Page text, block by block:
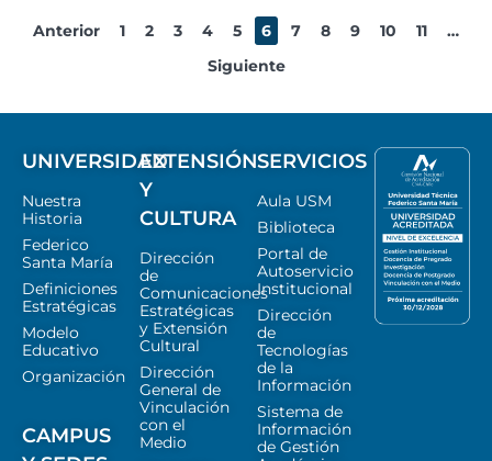
Anterior 1 2 3 4 5 6 7 8 9 10 11
…
Siguiente
UNIVERSIDAD
Nuestra
Historia
Federico
Santa María
Definiciones
Estratégicas
Modelo
Educativo
Organización
CAMPUS
EXTENSIÓN
Y
CULTURA
Dirección
de
Comunicaciones
Estratégicas
y Extensión
Cultural
Dirección
General de
Vinculación
con el
Medio
SERVICIOS
Aula USM
Biblioteca
Portal de
Autoservicio
Institucional
Dirección
de
Tecnologías
de la
Información
Sistema de
Información
de Gestión